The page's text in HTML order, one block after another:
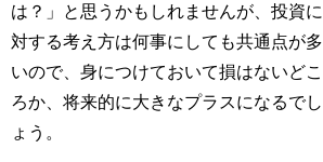
は？」と思うかもしれませんが、投資に
対する考え方は何事にしても共通点が多
いので、身につけておいて損はないどこ
ろか、将来的に大きなプラスになるでし
ょう。